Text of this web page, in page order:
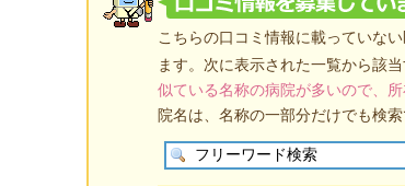
こちらの口コミ情報に載っていな
ます。次に表示された一覧から該
似ている名称の病院が多いので、
院名は、名称の一部分だけでも検